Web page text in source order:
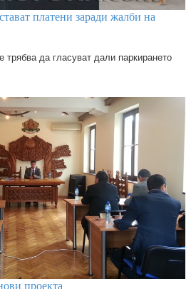
платени заради жалби на
да гласуват дали паркирането
проекта